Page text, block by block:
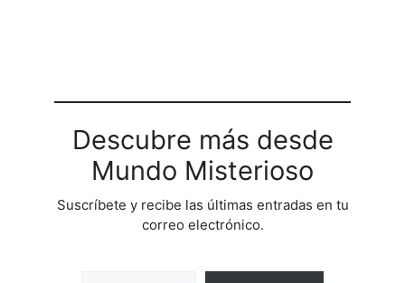
Descubre más desde
Mundo Misterioso
Suscríbete y recibe las últimas entradas en tu
correo electrónico.